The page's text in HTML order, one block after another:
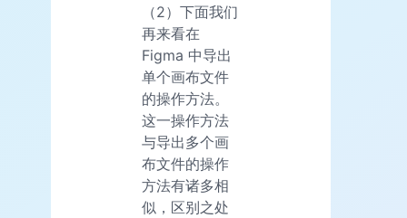
（2）下面我们
再来看在
Figma 中导出
单个画布文件
的操作方法。
这一操作方法
与导出多个画
布文件的操作
方法有诸多相
似，区别之处